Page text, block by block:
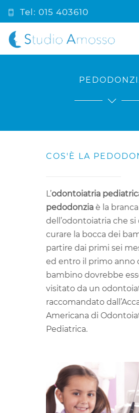
Tel: 015 403610
info@studioamosso.it
PRONTO SOCCORSO
CONTATTI
COS'È LA
L’odontoiatria
pedodonziaè la branca
dell’odontoiatria che si
curare la bocca dei
partire dai primi sei
ed entro il primo anno
bambino dovrebbe
visitato da un
raccomandato
Americana di
Pediatrica.